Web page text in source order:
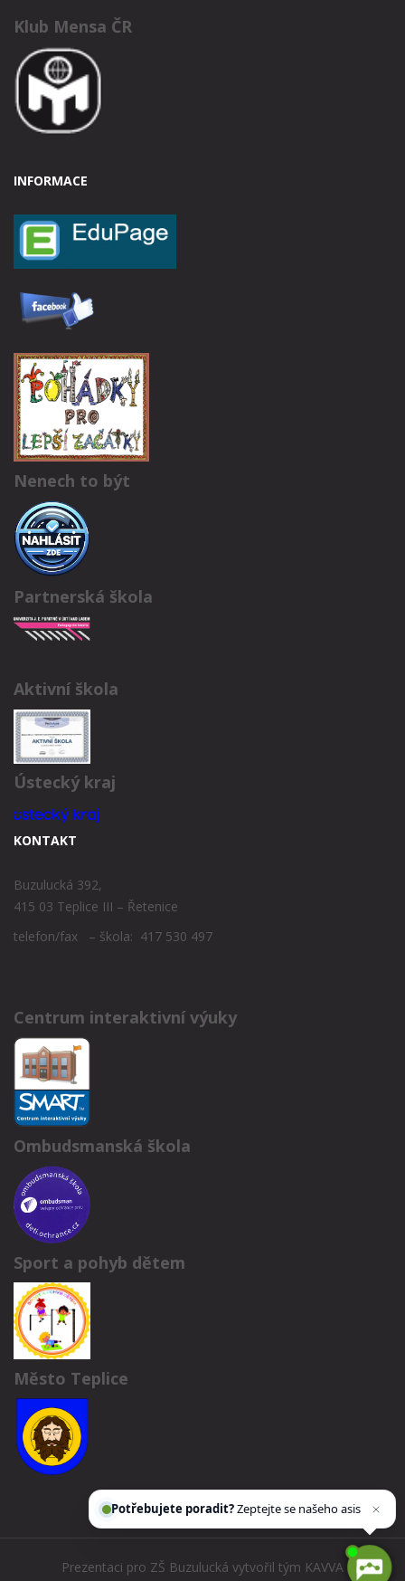
Klub Mensa ČR
INFORMACE
Nenech to být
Partnerská škola
Aktivní škola
Ústecký kraj
KONTAKT
Buzulucká 392,
415 03 Teplice III – Řetenice
telefon/fax – škola: 417 530 497
Centrum interaktivní výuky
Ombudsmanská škola
Sport a pohyb dětem
Město Teplice
Prezentaci pro ZŠ Buzulucká vytvořil tým KAVVA
Potřebujete poradit?Zeptejte se našeho
asistentaChettyho.